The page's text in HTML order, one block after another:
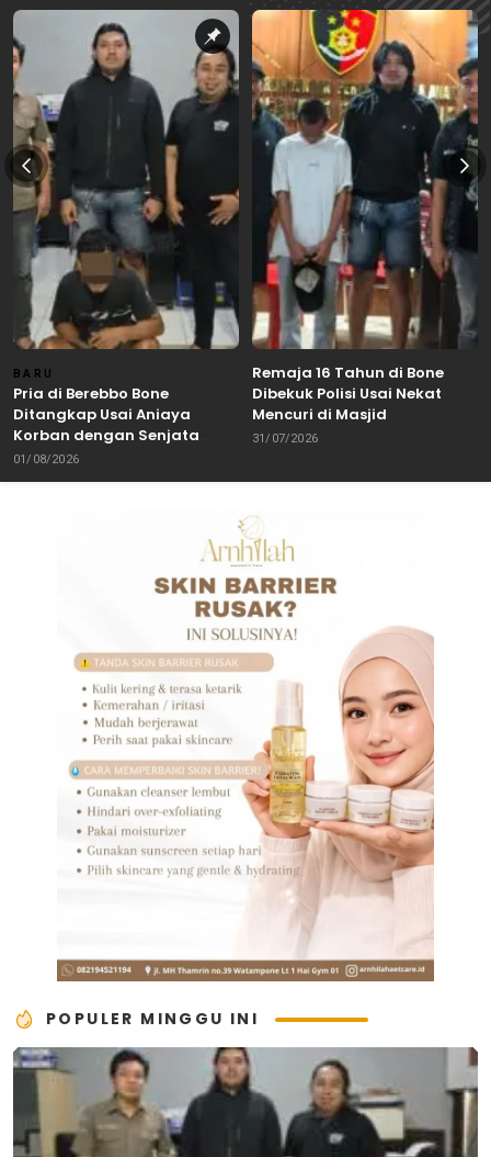
BARU
Pria di Berebbo Bone
Ditangkap Usai Aniaya
Korban dengan Senjata
Tajam
01/08/2026
Remaja 16 Tahun di Bone
Dibekuk Polisi Usai Nekat
Mencuri di Masjid
31/07/2026
POPULER MINGGU INI